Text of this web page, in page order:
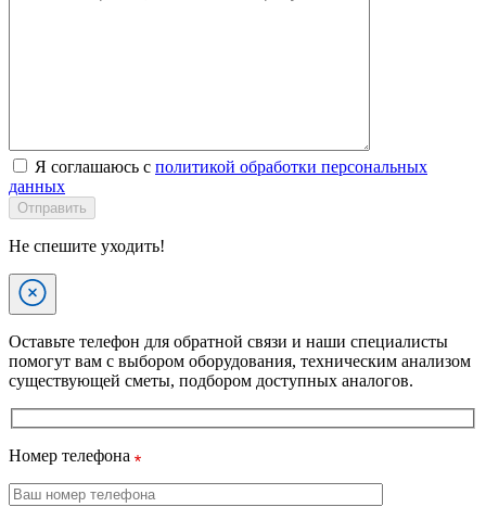
Я соглашаюсь с политикой обработки персональных
данных
Отправить
Не спешите уходить!
Оставьте телефон для обратной связи и наши специалисты
помогут вам с выбором оборудования, техническим анализом
существующей сметы, подбором доступных аналогов.
Номер телефона